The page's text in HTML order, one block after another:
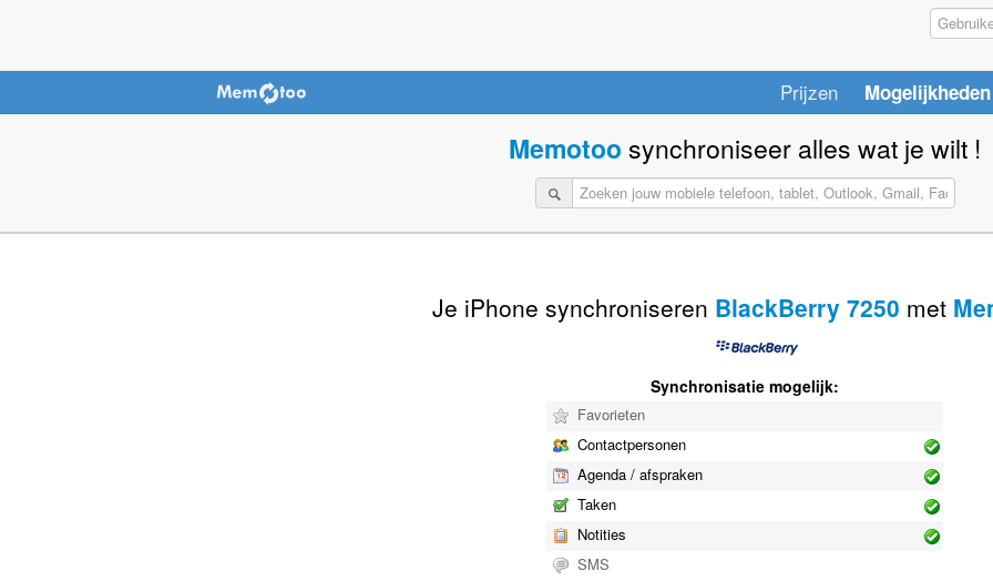
Prijzen Mogelijkheden
Memotoo synchroniseer alles wat je wilt !
Je iPhone synchroniseren BlackBerry 7250 met
Synchronisatie mogelijk:
Favorieten
Contactpersonen
Agenda / afspraken
Taken
Notities
SMS